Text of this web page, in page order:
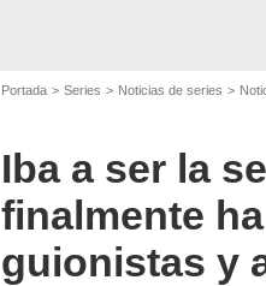
Portada Series Noticias de series
Iba a ser la
finalmente
guionistas y